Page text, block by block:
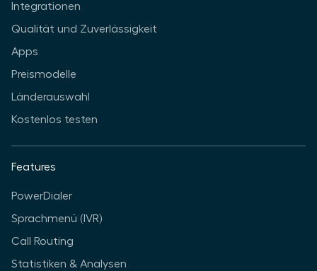
Integrationen
Qualität und Zuverlässigkeit
Apps
Preismodelle
Länderauswahl
Kostenlos testen
Features
PowerDialer
Sprachmenü (IVR)
Call Routing
Statistiken & Analysen